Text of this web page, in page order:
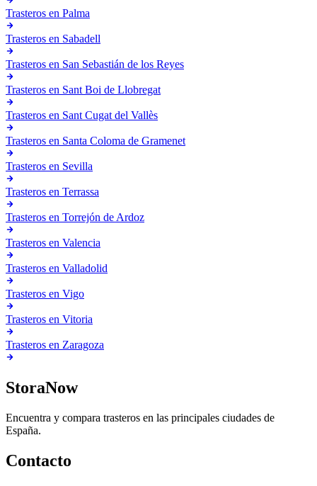
Trasteros en Palma
Trasteros en Sabadell
Trasteros en San Sebastián de los Reyes
Trasteros en Sant Boi de Llobregat
Trasteros en Sant Cugat del Vallès
Trasteros en Santa Coloma de Gramenet
Trasteros en Sevilla
Trasteros en Terrassa
Trasteros en Torrejón de Ardoz
Trasteros en Valencia
Trasteros en Valladolid
Trasteros en Vigo
Trasteros en Vitoria
Trasteros en Zaragoza
StoraNow
Encuentra y compara trasteros en las principales ciudades de
España.
Contacto